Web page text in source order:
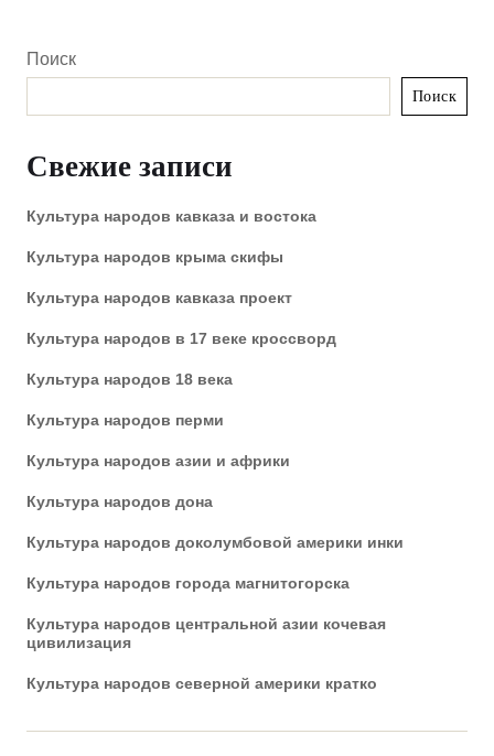
Поиск
Поиск
Свежие записи
Культура народов кавказа и востока
Культура народов крыма скифы
Культура народов кавказа проект
Культура народов в 17 веке кроссворд
Культура народов 18 века
Культура народов перми
Культура народов азии и африки
Культура народов дона
Культура народов доколумбовой америки инки
Культура народов города магнитогорска
Культура народов центральной азии кочевая
цивилизация
Культура народов северной америки кратко